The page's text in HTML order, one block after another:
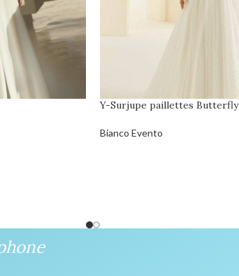
Y-Surjupe paillettes Butterfly
Bianco Evento